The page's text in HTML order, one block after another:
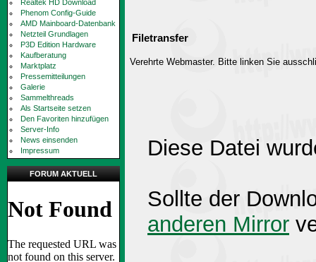
Realtek HD Download
Phenom Config-Guide
AMD Mainboard-Datenbank
Netzteil Grundlagen
P3D Edition Hardware
Kaufberatung
Marktplatz
Pressemitteilungen
Galerie
Sammelthreads
Als Startseite setzen
Den Favoriten hinzufügen
Server-Info
News einsenden
Impressum
FORUM AKTUELL
Filetransfer
Verehrte Webmaster. Bitte linken Sie
Diese Datei
Sollte der
anderen Mirror